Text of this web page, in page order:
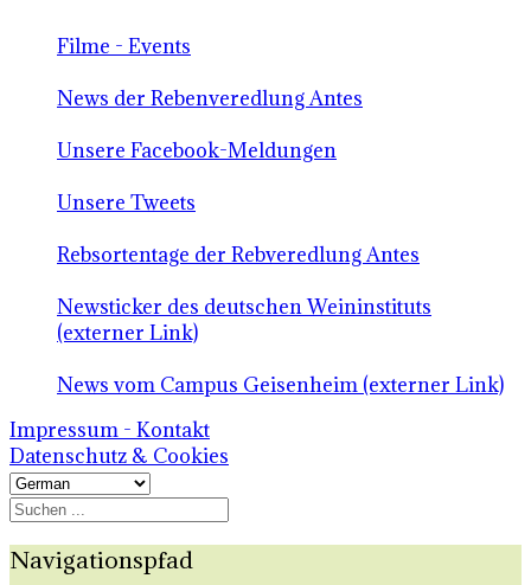
Filme - Events
News der Rebenveredlung Antes
Unsere Facebook-Meldungen
Unsere Tweets
Rebsortentage der Rebveredlung Antes
Newsticker des deutschen Weininstituts
(externer Link)
News vom Campus Geisenheim (externer Link)
Impressum - Kontakt
Datenschutz & Cookies
Navigationspfad